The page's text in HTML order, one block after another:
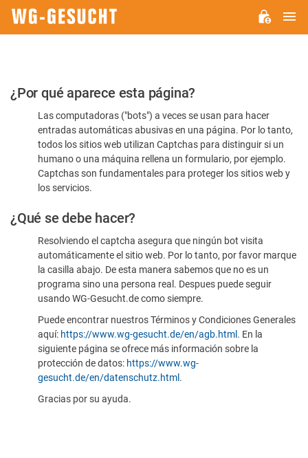
Por
favor,
confirme
humano
¿Por qué aparece esta página?
Las computadoras ("bots") a veces se usan para hacer
entradas automáticas abusivas en una página. Por lo tanto,
todos los sitios web utilizan Captchas para distinguir si un
humano o una máquina rellena un formulario, por ejemplo.
Captchas son fundamentales para proteger los sitios web y
los servicios.
¿Qué se debe hacer?
Resolviendo el captcha asegura que ningún bot visita
automáticamente el sitio web. Por lo tanto, por favor marque
la casilla abajo. De esta manera sabemos que no es un
programa sino una persona real. Despues puede seguir
usando WG-Gesucht.de como siempre.
Puede encontrar nuestros Términos y Condiciones Generales
aquí: https://www.wg-gesucht.de/en/agb.html . En la
siguiente página se ofrece más información sobre la
protección de datos: https://www.wg-
gesucht.de/en/datenschutz.html .
Gracias por su ayuda.